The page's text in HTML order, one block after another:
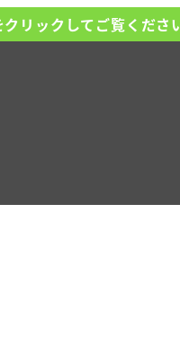
リックしてご覧くださ